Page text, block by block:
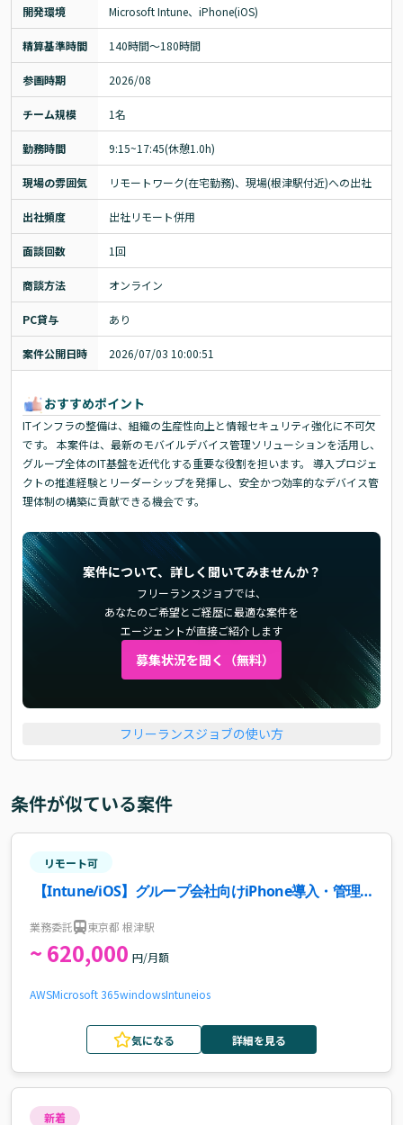
開発環境 Microsoft Intune、iPhone(iOS)
精算基準時間 140時間〜180時間
参画時期 2026/08
チーム規模 1名
勤務時間 9:15~17:45(休憩1.0h)
現場の雰囲気 リモートワーク(在宅勤務)、現場(根津駅付近)への出社
出社頻度 出社リモート併用
面談回数 1回
商談方法 オンライン
PC貸与 あり
案件公開日時 2026/07/03 10:00:51
おすすめポイント
ITインフラの整備は、組織の生産性向上と情報セキュリティ強化に不可欠
です。 本案件は、最新のモバイルデバイス管理ソリューションを活用し、
グループ全体のIT基盤を近代化する重要な役割を担います。 導入プロジェ
クトの推進経験とリーダーシップを発揮し、安全かつ効率的なデバイス管
理体制の構築に貢献できる機会です。
案件について、詳しく聞いてみませんか？
フリーランスジョブでは、
あなたのご希望とご経歴に最適な案件を
エージェントが直接ご紹介します
募集状況を聞く（無料）
フリーランスジョブの使い方
条件が似ている案件
リモート可
【Intune/iOS】グループ会社向けiPhone導入・管理
業務委託 東京都 根津駅
~ 620,000 円/月額
AWSMicrosoft 365windowsIntuneios
気になる 詳細を見る
新着